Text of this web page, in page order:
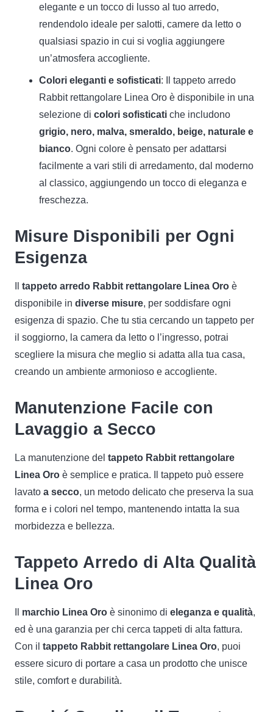
elegante e un tocco di lusso al tuo arredo,
rendendolo ideale per salotti, camere da letto o
qualsiasi spazio in cui si voglia aggiungere
un’atmosfera accogliente.
Colori eleganti e sofisticati: Il tappeto arredo
Rabbit rettangolare Linea Oro è disponibile in una
selezione di colori sofisticati che includono
grigio, nero, malva, smeraldo, beige, naturale e
bianco. Ogni colore è pensato per adattarsi
facilmente a vari stili di arredamento, dal moderno
al classico, aggiungendo un tocco di eleganza e
freschezza.
Misure Disponibili per Ogni
Esigenza
tappeto arredo Rabbit rettangolare Linea Oro è
disponibile in diverse misure, per soddisfare ogni
esigenza di spazio. Che tu stia cercando un tappeto per
il soggiorno, la camera da letto o l’ingresso, potrai
scegliere la misura che meglio si adatta alla tua casa,
creando un ambiente armonioso e accogliente.
Manutenzione Facile con
Lavaggio a Secco
La manutenzione del tappeto Rabbit rettangolare
Linea Oro è semplice e pratica. Il tappeto può essere
lavato a secco, un metodo delicato che preserva la sua
forma e i colori nel tempo, mantenendo intatta la sua
morbidezza e bellezza.
Tappeto Arredo di Alta Qualità
Linea Oro
marchio Linea Oro è sinonimo di eleganza e qualità,
ed è una garanzia per chi cerca tappeti di alta fattura.
Con il tappeto Rabbit rettangolare Linea Oro, puoi
essere sicuro di portare a casa un prodotto che unisce
stile, comfort e durabilità.